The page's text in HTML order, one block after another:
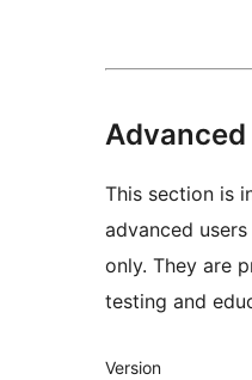
This section is
advanced
only. They are
testing and
Meta
Version